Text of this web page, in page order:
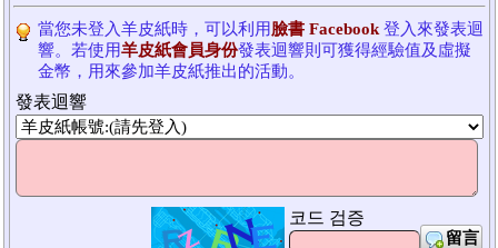
當您未登入羊皮紙時，可以利用臉書 Facebook 登入來發表迴
響。若使用羊皮紙會員身份發表迴響則可獲得經驗值及虛擬
金幣，用來參加羊皮紙推出的活動。
發表迴響
코드 검증
留言